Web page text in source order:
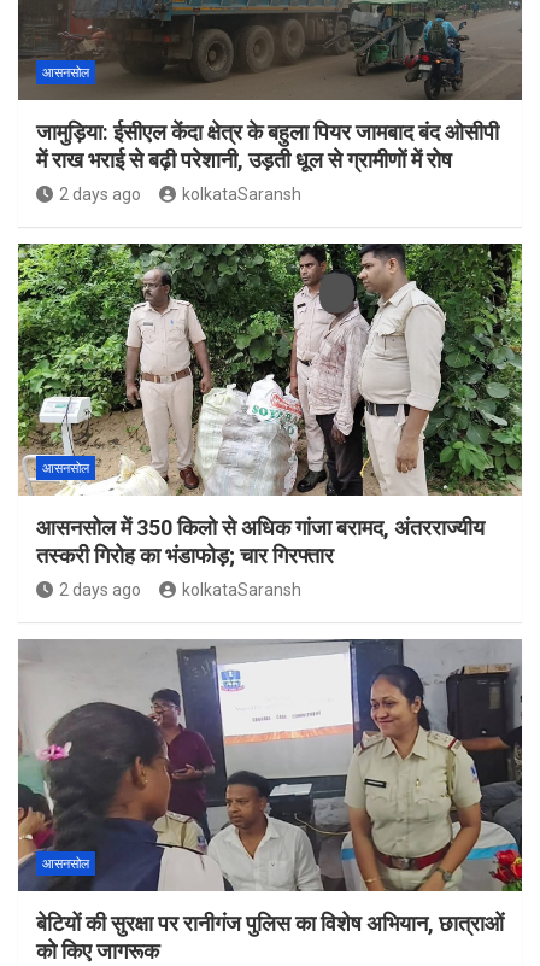
आसनसोल
जामुड़िया: ईसीएल केंदा क्षेत्र के बहुला पियर जामबाद बंद ओसीपी
में राख भराई से बढ़ी परेशानी, उड़ती धूल से ग्रामीणों में रोष
2 days ago kolkataSaransh
आसनसोल
आसनसोल में 350 किलो से अधिक गांजा बरामद, अंतरराज्यीय
तस्करी गिरोह का भंडाफोड़; चार गिरफ्तार
2 days ago kolkataSaransh
आसनसोल
बेटियों की सुरक्षा पर रानीगंज पुलिस का विशेष अभियान, छात्राओं
को किए जागरूक